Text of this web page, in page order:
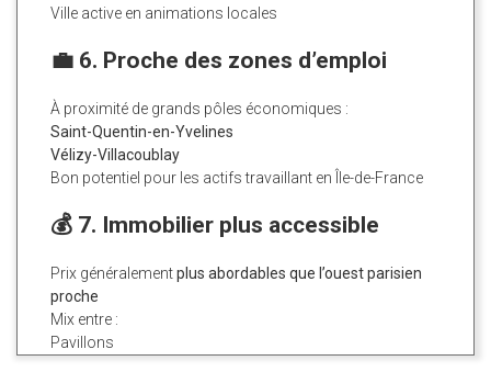
Ville active en animations locales
💼 6. Proche des zones d’emploi
À proximité de grands pôles économiques :
Saint-Quentin-en-Yvelines
Vélizy-Villacoublay
Bon potentiel pour les actifs travaillant en Île-de-France
💰 7. Immobilier plus accessible
Prix généralementplus abordables que l’ouest parisien
proche
Mix entre :
Pavillons